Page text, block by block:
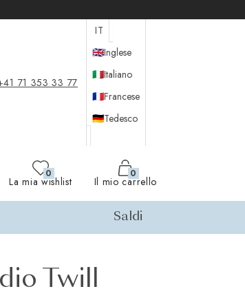
71 353 33 77
IT
🇬🇧Inglese
🇮🇹Italiano
🇫🇷Francese
🇩🇪Tedesco
0
La mia wishlist
0
Il mio carrello
Saldi
Twill